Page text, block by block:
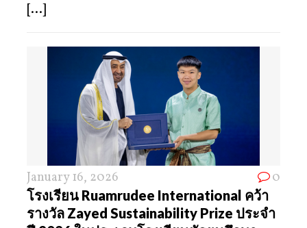
[...]
January 16, 2026 0
โรงเรียน Ruamrudee International คว้า
รางวัล Zayed Sustainability Prize ประจำ